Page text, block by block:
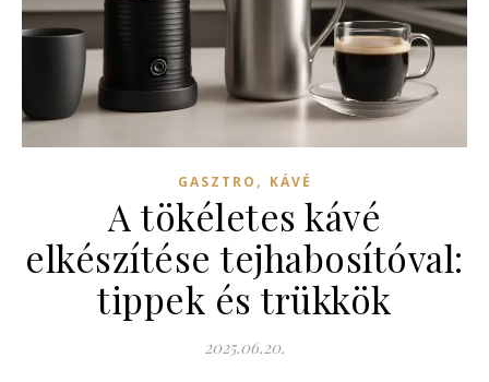
GASZTRO , KÁVÉ
A tökéletes kávé
elkészítése tejhabosítóval:
tippek és trükkök
2025.06.20.